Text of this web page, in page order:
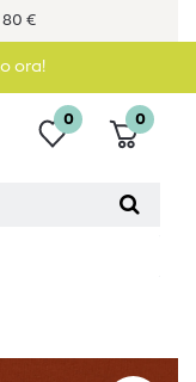
€
ora!
0 0